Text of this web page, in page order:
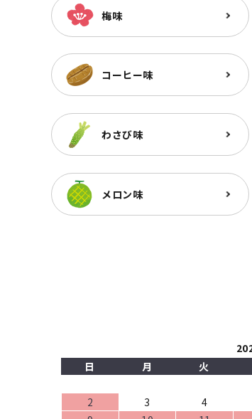
梅味
コーヒー味
わさび味
メロン味
日
月 火
2
3 4